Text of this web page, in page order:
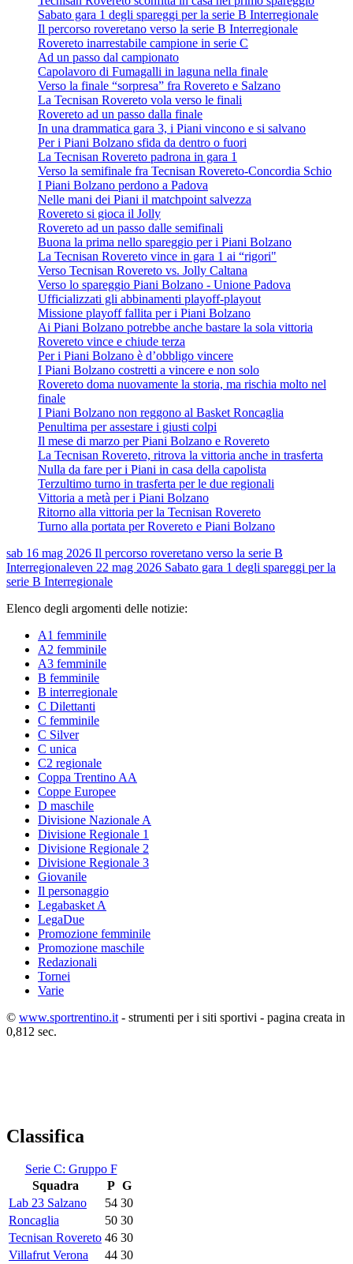
Sabato gara 1 degli spareggi per la serie B Interregionale
Il percorso roveretano verso la serie B Interregionale
Rovereto inarrestabile campione in serie C
Ad un passo dal campionato
Capolavoro di Fumagalli in laguna nella finale
Verso la finale “sorpresa” fra Rovereto e Salzano
La Tecnisan Rovereto vola verso le finali
Rovereto ad un passo dalla finale
In una drammatica gara 3, i Piani vincono e si salvano
Per i Piani Bolzano sfida da dentro o fuori
La Tecnisan Rovereto padrona in gara 1
Verso la semifinale fra Tecnisan Rovereto-Concordia Schio
I Piani Bolzano perdono a Padova
Nelle mani dei Piani il matchpoint salvezza
Rovereto si gioca il Jolly
Rovereto ad un passo dalle semifinali
Buona la prima nello spareggio per i Piani Bolzano
La Tecnisan Rovereto vince in gara 1 ai “rigori"
Verso Tecnisan Rovereto vs. Jolly Caltana
Verso lo spareggio Piani Bolzano - Unione Padova
Ufficializzati gli abbinamenti playoff-playout
Missione playoff fallita per i Piani Bolzano
Ai Piani Bolzano potrebbe anche bastare la sola vittoria
Rovereto vince e chiude terza
Per i Piani Bolzano è d’obbligo vincere
I Piani Bolzano costretti a vincere e non solo
Rovereto doma nuovamente la storia, ma rischia molto nel
finale
I Piani Bolzano non reggono al Basket Roncaglia
Penultima per assestare i giusti colpi
Il mese di marzo per Piani Bolzano e Rovereto
La Tecnisan Rovereto, ritrova la vittoria anche in trasferta
Nulla da fare per i Piani in casa della capolista
Terzultimo turno in trasferta per le due regionali
Vittoria a metà per i Piani Bolzano
Ritorno alla vittoria per la Tecnisan Rovereto
Turno alla portata per Rovereto e Piani Bolzano
sab 16 mag 2026 Il percorso roveretano verso la serie B
Interregionaleven 22 mag 2026 Sabato gara 1 degli spareggi per la
serie B Interregionale
Elenco degli argomenti delle notizie:
A1 femminile
A2 femminile
A3 femminile
B femminile
B interregionale
C Dilettanti
C femminile
C Silver
C unica
C2 regionale
Coppa Trentino AA
Coppe Europee
D maschile
Divisione Nazionale A
Divisione Regionale 1
Divisione Regionale 2
Divisione Regionale 3
Giovanile
Il personaggio
Legabasket A
LegaDue
Promozione femminile
Promozione maschile
Redazionali
Tornei
Varie
© www.sportrentino.it - strumenti per i siti sportivi - pagina creata in
0,812 sec.
Classifica
Serie C: Gruppo F
Squadra
P G
Lab 23 Salzano
54 30
Roncaglia
50 30
Tecnisan Rovereto 46 30
Villafrut Verona
44 30